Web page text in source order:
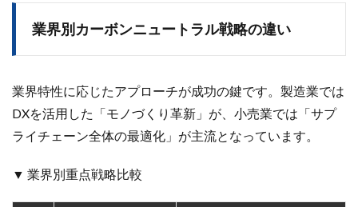
業界別カーボンニュートラル戦略の違い
業界特性に応じたアプローチが成功の鍵です。製造業では
DXを活用した「モノづくり革新」が、小売業では「サプ
ライチェーン全体の最適化」が主流となっています。
▼ 業界別重点戦略比較